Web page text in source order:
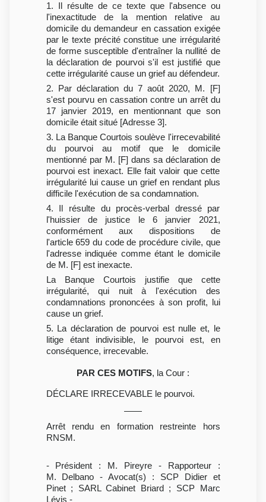
1. Il résulte de ce texte que l'absence ou
l'inexactitude de la mention relative au
domicile du demandeur en cassation exigée
par le texte précité constitue une irrégularité
de forme susceptible d'entraîner la nullité de
la déclaration de pourvoi s'il est justifié que
cette irrégularité cause un grief au défendeur.
2. Par déclaration du 7 août 2020, M. [F]
s'est pourvu en cassation contre un arrêt du
17 janvier 2019, en mentionnant que son
domicile était situé [Adresse 3].
3. La Banque Courtois soulève l'irrecevabilité
du pourvoi au motif que le domicile
mentionné par M. [F] dans sa déclaration de
pourvoi est inexact. Elle fait valoir que cette
irrégularité lui cause un grief en rendant plus
difficile l'exécution de sa condamnation.
4. Il résulte du procès-verbal dressé par
l'huissier de justice le 6 janvier 2021,
conformément aux dispositions de
l'article 659 du code de procédure civile, que
l'adresse indiquée comme étant le domicile
de M. [F] est inexacte.
La Banque Courtois justifie que cette
irrégularité, qui nuit à l'exécution des
condamnations prononcées à son profit, lui
cause un grief.
5. La déclaration de pourvoi est nulle et, le
litige étant indivisible, le pourvoi est, en
conséquence, irrecevable.
PAR CES MOTIFS, la Cour :
DÉCLARE IRRECEVABLE le pourvoi.
Arrêt rendu en formation restreinte hors
RNSM.
- Président : M. Pireyre - Rapporteur :
M. Delbano - Avocat(s) : SCP Didier et
Pinet ; SARL Cabinet Briard ; SCP Marc
Lévis -